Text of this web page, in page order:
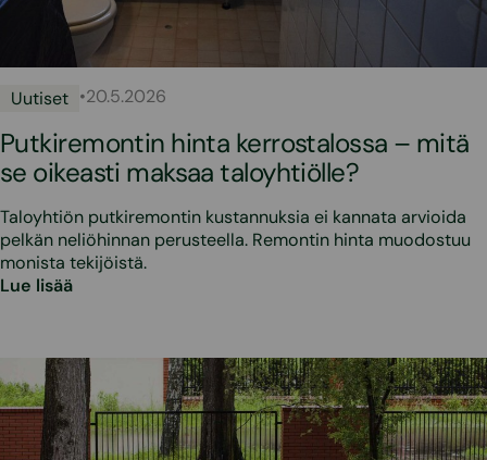
Uutiset •20.5.2026
Putkiremontin hinta kerrostalossa – mitä
se oikeasti maksaa taloyhtiölle?
Taloyhtiön putkiremontin kustannuksia ei kannata arvioida
pelkän neliöhinnan perusteella. Remontin hinta muodostuu
monista tekijöistä.
Lue lisää